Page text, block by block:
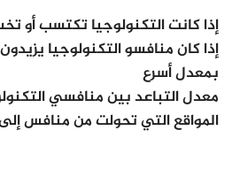
إذا كانت التكنولوجيا تكتسب أو
إذا كان منافسو التكنولوجيا
بمعدل أسرع
معدل التباعد بين منافسي
المواقع التي تحولت من منافس